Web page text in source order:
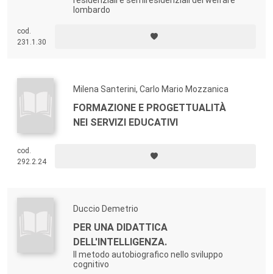
lombardo
cod.
231.1.30
Milena Santerini, Carlo Mario Mozzanica
FORMAZIONE E PROGETTUALITÀ
NEI SERVIZI EDUCATIVI
cod.
292.2.24
Duccio Demetrio
PER UNA DIDATTICA
DELL'INTELLIGENZA.
Il metodo autobiografico nello sviluppo
cognitivo